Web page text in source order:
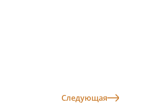
Следующая